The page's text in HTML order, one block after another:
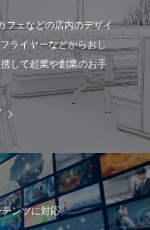
フェなどの店内のデザイ
ライヤーなどからおし
して起業や創業のお手
ンツに対応